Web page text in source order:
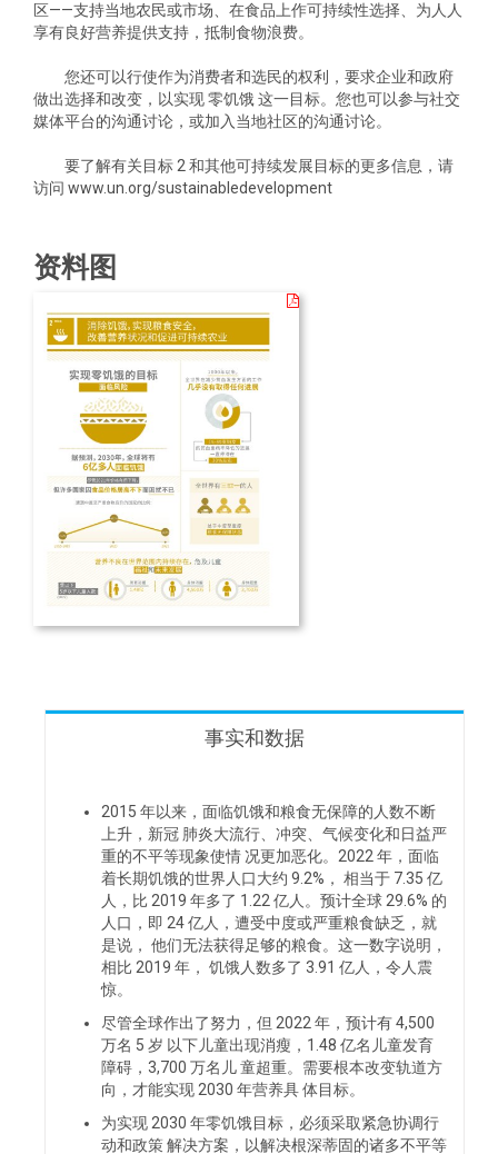
区——支持当地农民或市场、在食品上作可持续性选择、为人人
享有良好营养提供支持，抵制食物浪费。
您还可以行使作为消费者和选民的权利，要求企业和政府
做出选择和改变，以实现 零饥饿 这一目标。您也可以参与社交
媒体平台的沟通讨论，或加入当地社区的沟通讨论。
要了解有关目标 2 和其他可持续发展目标的更多信息，请
访问 www.un.org/sustainabledevelopment
资料图
事实和数据
2015 年以来，面临饥饿和粮食无保障的人数不断
上升，新冠 肺炎大流行、冲突、气候变化和日益严
重的不平等现象使情 况更加恶化。2022 年，面临
着长期饥饿的世界人口大约 9.2%， 相当于 7.35 亿
人，比 2019 年多了 1.22 亿人。预计全球 29.6% 的
人口，即 24 亿人，遭受中度或严重粮食缺乏，就
是说， 他们无法获得足够的粮食。这一数字说明，
相比 2019 年， 饥饿人数多了 3.91 亿人，令人震
惊。
尽管全球作出了努力，但 2022 年，预计有 4,500
万名 5 岁 以下儿童出现消瘦，1.48 亿名儿童发育
障碍，3,700 万名儿 童超重。需要根本改变轨道方
向，才能实现 2030 年营养具 体目标。
为实现 2030 年零饥饿目标，必须采取紧急协调行
动和政策 解决方案，以解决根深蒂固的诸多不平等